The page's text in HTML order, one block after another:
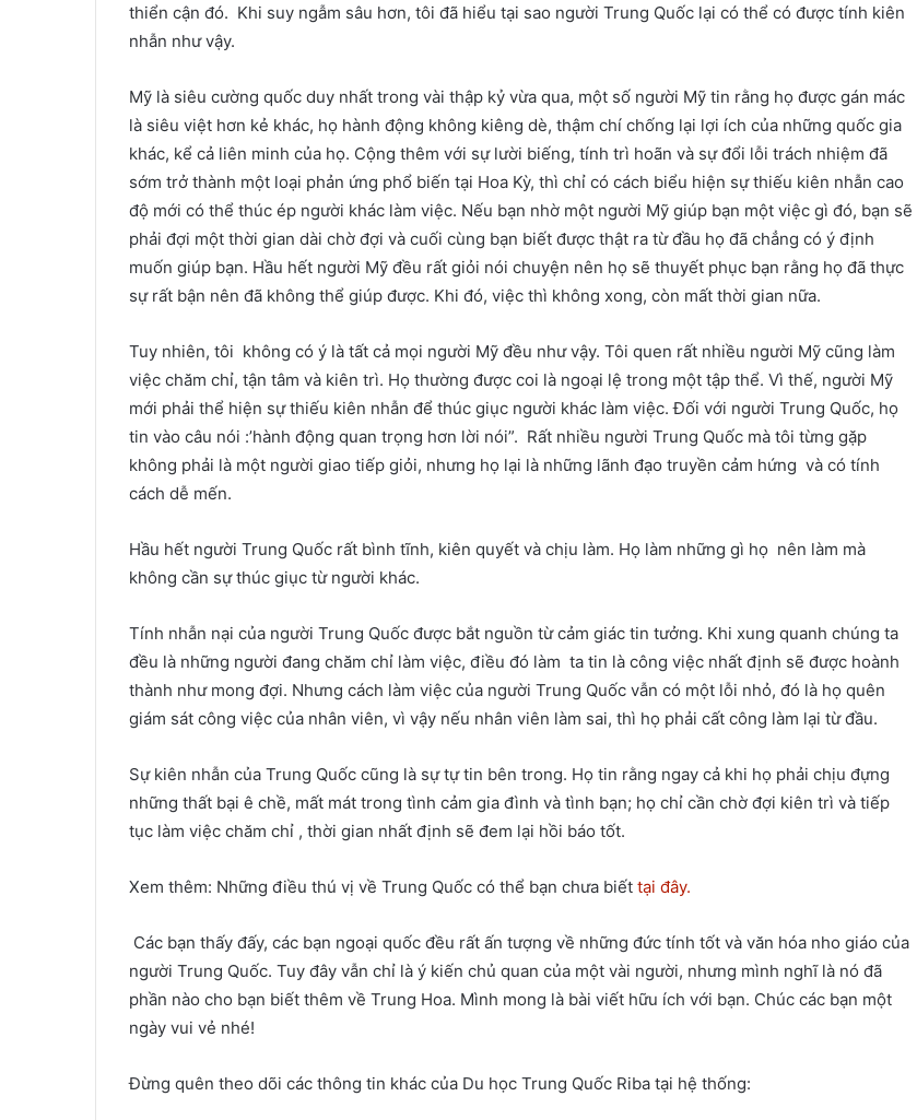
thiển cận đó. Khi suy ngẫm sâu hơn, tôi đã hiểu tại sao người Trung Quốc lại có thể có được tính kiên
nhẫn như vậy.
Mỹ là siêu cường quốc duy nhất trong vài thập kỷ vừa qua, một số người Mỹ tin rằng họ được gán mác
là siêu việt hơn kẻ khác, họ hành động không kiêng dè, thậm chí chống lại lợi ích của những quốc gia
khác, kể cả liên minh của họ. Cộng thêm với sự lười biếng, tính trì hoãn và sự đổi lỗi trách nhiệm đã
sớm trở thành một loại phản ứng phổ biến tại Hoa Kỳ, thì chỉ có cách biểu hiện sự thiếu kiên nhẫn cao
độ mới có thể thúc ép người khác làm việc. Nếu bạn nhờ một người Mỹ giúp bạn một việc gì đó, bạn sẽ
phải đợi một thời gian dài chờ đợi và cuối cùng bạn biết được thật ra từ đầu họ đã chẳng có ý định
muốn giúp bạn. Hầu hết người Mỹ đều rất giỏi nói chuyện nên họ sẽ thuyết phục bạn rằng họ đã thực
sự rất bận nên đã không thể giúp được. Khi đó, việc thì không xong, còn mất thời gian nữa.
Tuy nhiên, tôi không có ý là tất cả mọi người Mỹ đều như vậy. Tôi quen rất nhiều người Mỹ cũng làm
việc chăm chỉ, tận tâm và kiên trì. Họ thường được coi là ngoại lệ trong một tập thể. Vì thế, người Mỹ
mới phải thể hiện sự thiếu kiên nhẫn để thúc giục người khác làm việc. Đối với người Trung Quốc, họ
tin vào câu nói :’hành động quan trọng hơn lời nói”. Rất nhiều người Trung Quốc mà tôi từng gặp
không phải là một người giao tiếp giỏi, nhưng họ lại là những lãnh đạo truyền cảm hứng và có tính
cách dễ mến.
Hầu hết người Trung Quốc rất bình tĩnh, kiên quyết và chịu làm. Họ làm những gì họ nên làm mà
không cần sự thúc giục từ người khác.
Tính nhẫn nại của người Trung Quốc được bắt nguồn từ cảm giác tin tưởng. Khi xung quanh chúng ta
đều là những người đang chăm chỉ làm việc, điều đó làm ta tin là công việc nhất định sẽ được hoành
thành như mong đợi. Nhưng cách làm việc của người Trung Quốc vẫn có một lỗi nhỏ, đó là họ quên
giám sát công việc của nhân viên, vì vậy nếu nhân viên làm sai, thì họ phải cất công làm lại từ đầu.
Sự kiên nhẫn của Trung Quốc cũng là sự tự tin bên trong. Họ tin rằng ngay cả khi họ phải chịu đựng
những thất bại ê chề, mất mát trong tình cảm gia đình và tình bạn; họ chỉ cần chờ đợi kiên trì và tiếp
tục làm việc chăm chỉ , thời gian nhất định sẽ đem lại hồi báo tốt.
Xem thêm: Những điều thú vị về Trung Quốc có thể bạn chưa biết tại đây.
Các bạn thấy đấy, các bạn ngoại quốc đều rất ấn tượng về những đức tính tốt và văn hóa nho giáo của
người Trung Quốc. Tuy đây vẫn chỉ là ý kiến chủ quan của một vài người, nhưng mình nghĩ là nó đã
phần nào cho bạn biết thêm về Trung Hoa. Mình mong là bài viết hữu ích với bạn. Chúc các bạn một
ngày vui vẻ nhé!
Đừng quên theo dõi các thông tin khác của Du học Trung Quốc Riba tại hệ thống: